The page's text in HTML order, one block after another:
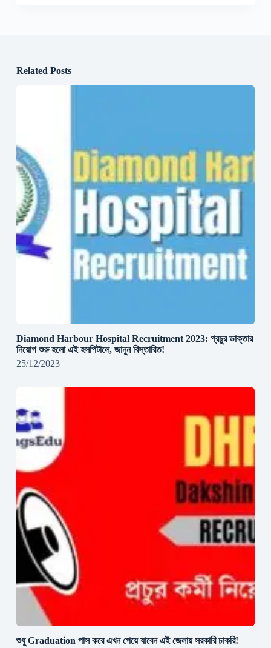
Related Posts
Diamond Harbour Hospital Recruitment 2023: প্রচুর ডাক্তার
নিয়োগ শুরু হলো এই হসপিটালে, জানুন বিস্তারিত!
25/12/2023
শুধু Graduation পাস করে এখন পেয়ে যাবেন এই জেলায় সরকারি চাকরি!